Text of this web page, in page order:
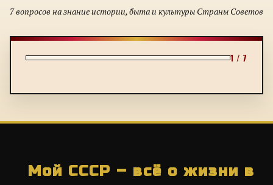
7 вопросов на знание истории, быта и культуры Страны Советов
1 / 7
Мой СССР – всё о жизни в